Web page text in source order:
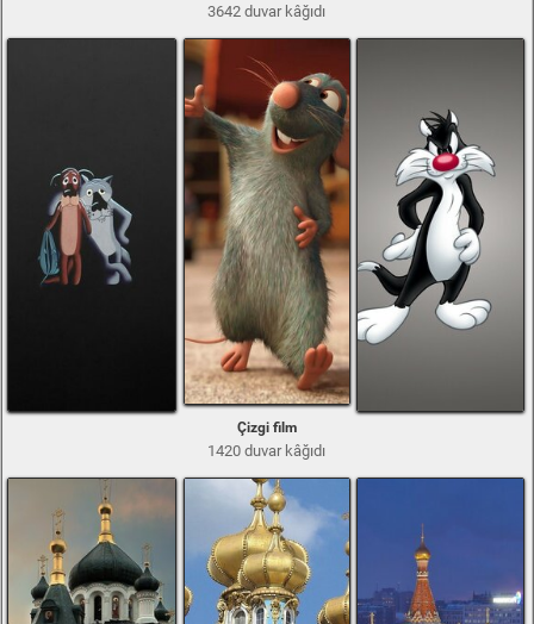
3642 duvar kâğıdı
Çizgi film
1420 duvar kâğıdı